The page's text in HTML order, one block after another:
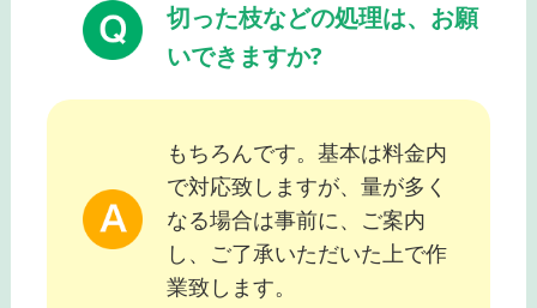
切った枝などの処理は、お願
いできますか?
もちろんです。基本は料金内
で対応致しますが、量が多く
なる場合は事前に、ご案内
し、ご了承いただいた上で作
業致します。